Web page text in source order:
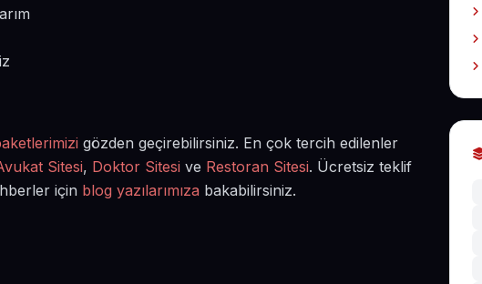
gözden geçirebilirsiniz. En çok tercih edilenler
Sitesi, Doktor Sitesi ve Restoran Sitesi. Ücretsiz teklif
için blog yazılarımıza bakabilirsiniz.